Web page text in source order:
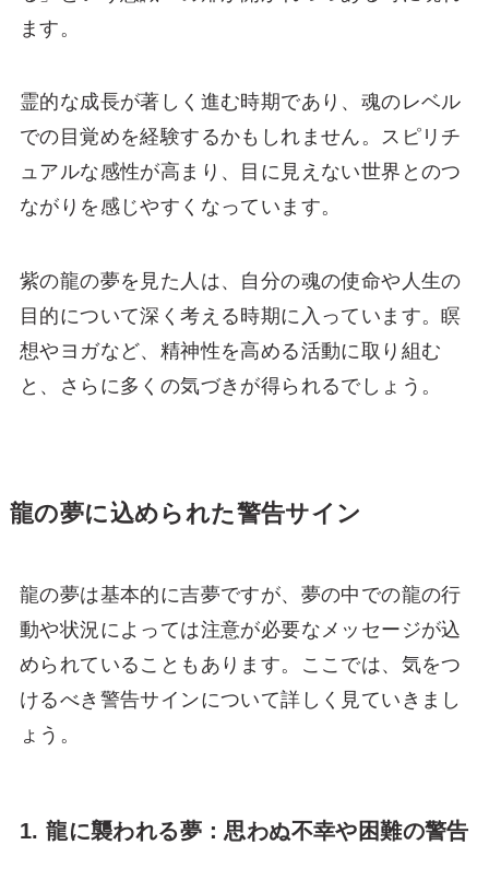
ます。
霊的な成長が著しく進む時期であり、魂のレベル
での目覚めを経験するかもしれません。スピリチ
ュアルな感性が高まり、目に見えない世界とのつ
ながりを感じやすくなっています。
紫の龍の夢を見た人は、自分の魂の使命や人生の
目的について深く考える時期に入っています。瞑
想やヨガなど、精神性を高める活動に取り組む
と、さらに多くの気づきが得られるでしょう。
龍の夢に込められた警告サイン
龍の夢は基本的に吉夢ですが、夢の中での龍の行
動や状況によっては注意が必要なメッセージが込
められていることもあります。ここでは、気をつ
けるべき警告サインについて詳しく見ていきまし
ょう。
1. 龍に襲われる夢：思わぬ不幸や困難の警告